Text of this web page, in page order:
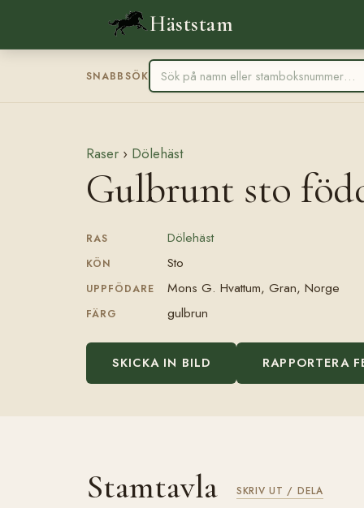
Häststam
SNABBSÖK
Raser › Dölehäst
Gulbrunt sto
RAS Dölehäst
KÖN Sto
UPPFÖDARE Mons G. Hvattum, Gran, Norge
FÄRG gulbrun
SKICKA IN BILD RAPPORTERA
Stamtavla SKRIV UT / DELA